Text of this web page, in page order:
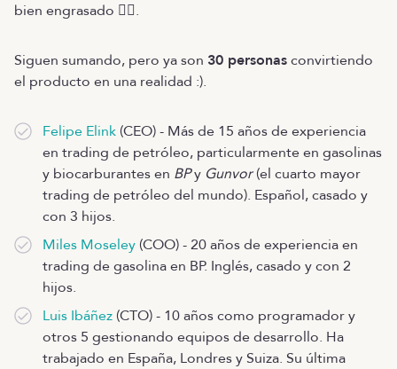
bien engrasado ❤️‍🔥.
Siguen sumando, pero ya son 30 personasconvirtiendo
el producto en una realidad :).
Felipe Elink (CEO) - Más de 15 años de experiencia
en trading de petróleo, particularmente en gasolinas
y biocarburantes en BPy Gunvor(el cuarto mayor
trading de petróleo del mundo). Español, casado y
con 3 hijos.
Miles Moseley (COO) - 20 años de experiencia en
trading de gasolina en BP. Inglés, casado y con 2
hijos.
Luis Ibáñez (CTO) - 10 años como programador y
otros 5 gestionando equipos de desarrollo. Ha
trabajado en España, Londres y Suiza. Su última